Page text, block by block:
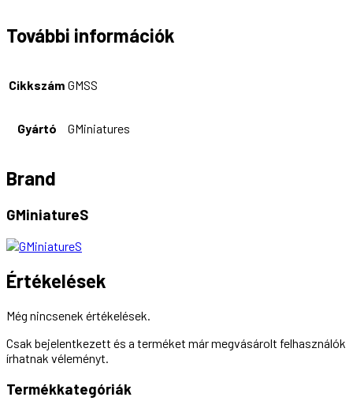
További információk
Cikkszám GMSS
Gyártó GMiniatures
Brand
GMiniatureS
Értékelések
Még nincsenek értékelések.
Csak bejelentkezett és a terméket már megvásárolt felhasználók
írhatnak véleményt.
Termékkategóriák